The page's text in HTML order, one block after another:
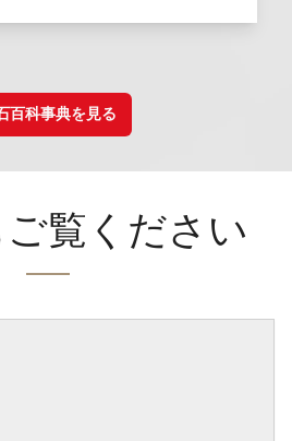
百科事典を見る
覧ください